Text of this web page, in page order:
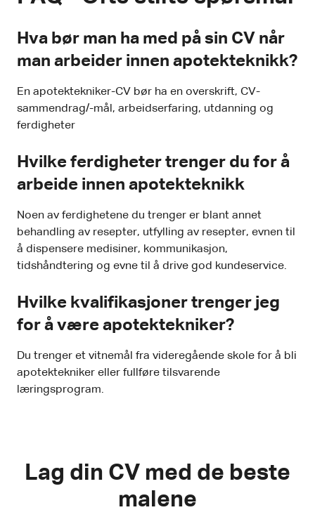
Hva bør man ha med på sin CV når
man arbeider innen apotekteknikk?
En apotektekniker-CV bør ha en overskrift, CV-
sammendrag/-mål, arbeidserfaring, utdanning og
ferdigheter
Hvilke ferdigheter trenger du for å
arbeide innen apotekteknikk
Noen av ferdighetene du trenger er blant annet
behandling av resepter, utfylling av resepter, evnen til
å dispensere medisiner, kommunikasjon,
tidshåndtering og evne til å drive god kundeservice.
Hvilke kvalifikasjoner trenger jeg
for å være apotektekniker?
Du trenger et vitnemål fra videregående skole for å bli
apotektekniker eller fullføre tilsvarende
læringsprogram.
Lag din CV med de beste
malene